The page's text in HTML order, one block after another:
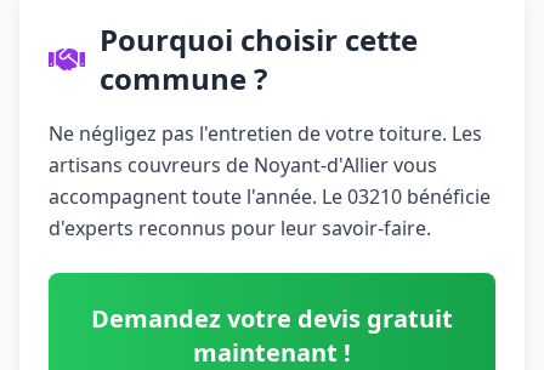
Pourquoi choisir cette
commune ?
Ne négligez pas l'entretien de votre toiture. Les
artisans couvreurs de Noyant-d'Allier vous
accompagnent toute l'année. Le 03210 bénéficie
d'experts reconnus pour leur savoir-faire.
Demandez votre devis gratuit
maintenant !